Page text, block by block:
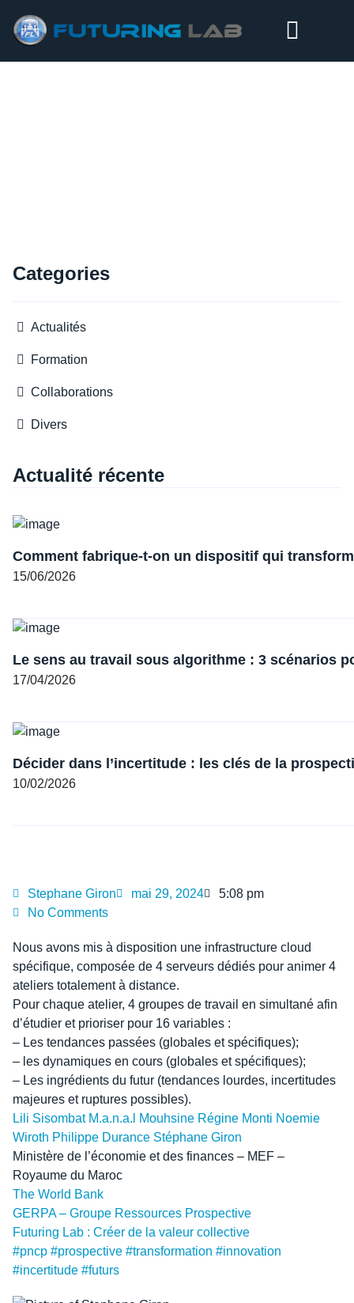
Stephane Giron mai 29, 2024
5:08 pm
No Comments
Nous avons mis à disposition une infrastructure cloud
spécifique, composée de 4 serveurs dédiés pour animer 4
ateliers totalement à distance.
Pour chaque atelier, 4 groupes de travail en simultané afin
d’étudier et prioriser pour 16 variables :
– Les tendances passées (globales et spécifiques);
– les dynamiques en cours (globales et spécifiques);
– Les ingrédients du futur (tendances lourdes, incertitudes
majeures et ruptures possibles).
Lili Sisombat M.a.n.a.l Mouhsine Régine Monti Noemie
Wiroth Philippe Durance Stéphane Giron
Ministère de l’économie et des finances – MEF –
Royaume du Maroc
The World Bank
GERPA – Groupe Ressources Prospective
Futuring Lab : Créer de la valeur collective
#pncp #prospective #transformation #innovation
#incertitude #futurs
Categories
Actualités
Formation
Collaborations
Divers
Actualité récente
Comment fabrique-t-on un dispositif qui
15/06/2026
Le sens au travail sous algorithme : 3 scénarios
17/04/2026
Décider dans l’incertitude : les clés de la
10/02/2026